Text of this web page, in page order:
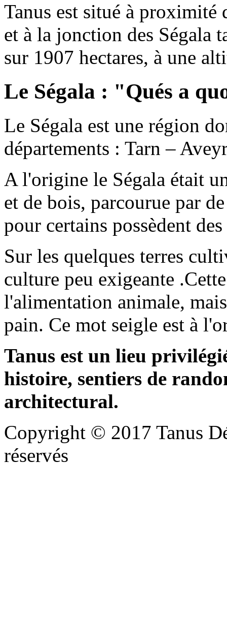
Tanus est situé à proximité
et à la jonction des Ségala
sur 1907 hectares, à une
Le Ségala : "Qués a
Le Ségala est une région
départements : Tarn –
A l'origine le Ségala était
et de bois, parcourue par
pour certains possèdent
Sur les quelques terres
culture peu exigeante
l'alimentation animale,
pain. Ce mot seigle est à
Tanus est un lieu
histoire, sentiers de
architectural.
Copyright © 2017 Tanus
réservés